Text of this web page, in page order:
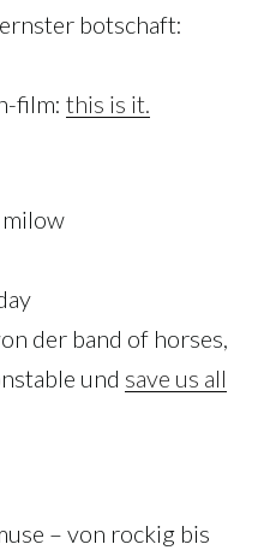
botschaft:
film: this is it.
der band of horses,
und save us all
– von rockig bis